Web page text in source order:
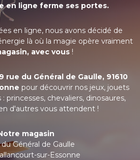
en ligne ferme ses portes.
en ligne, nous avons décidé de
là où la magie opère vraiment
avec vous !
rue du Général de Gaulle, 91610
pour découvrir nos jeux, jouets
princesses, chevaliers, dinosaures,
d'autres vous attendent !
magasin
Général de Gaulle
sur-Essonne